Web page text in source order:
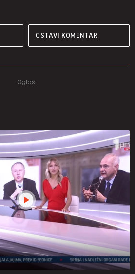
OSTAVI KOMENTAR